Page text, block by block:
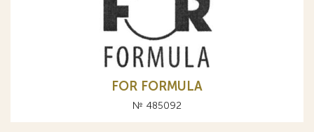
FOR FORMULA
№ 485092